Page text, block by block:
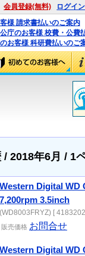
会員登録(無料) ログイン
様 請求書払いのご案内
庁のお客様 校費・公費
お客様 科研費払いのご
/ 2018年6月 / 1
Western Digital WD
7,200rpm 3.5inch
(WD8003FRYZ) [
販売価格 お問合せ
Western Digital WD